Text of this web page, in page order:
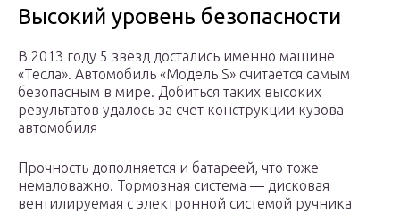
Высокий уровень безопасности
В 2013 году 5 звезд достались именно машине
«Тесла». Автомобиль «Модель S» считается самым
безопасным в мире. Добиться таких высоких
результатов удалось за счет конструкции кузова
автомобиля
Прочность дополняется и батареей, что тоже
немаловажно. Тормозная система — дисковая
вентилируемая с электронной системой ручника